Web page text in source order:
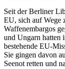
Seit der Berliner
EU, sich auf Wege
Waffenembargos
und Ungarn hatten
bestehende EU-
Sie gingen davon
Seenot retten und